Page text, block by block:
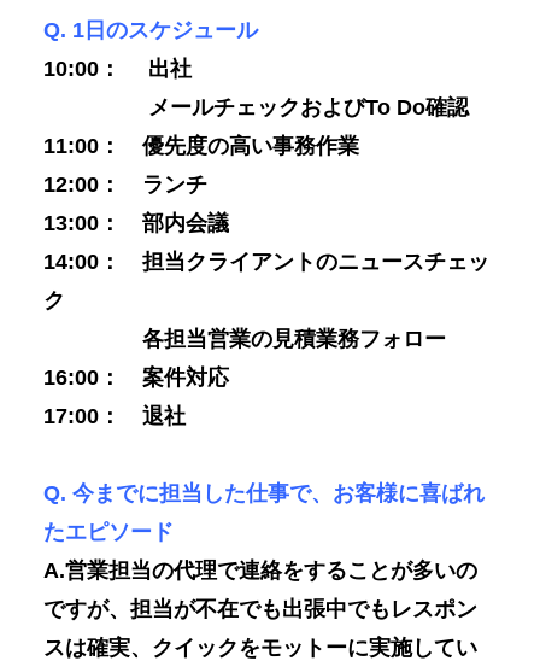
Q. 1日のスケジュール
10:00： 出社
メールチェックおよびTo Do確認
11:00： 優先度の高い事務作業
12:00： ランチ
13:00： 部内会議
14:00： 担当クライアントのニュースチェッ
ク
各担当営業の見積業務フォロー
16:00： 案件対応
17:00： 退社
Q. 今までに担当した仕事で、お客様に喜ばれ
たエピソード
A.営業担当の代理で連絡をすることが多いの
ですが、担当が不在でも出張中でもレスポン
スは確実、クイックをモットーに実施してい